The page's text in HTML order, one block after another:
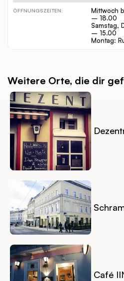
ÖFFNUNGSZEITEN:
Mittwoch
– 18.00
Samstag,
– 15.00
Montag:
Weitere Orte, die dir
Café